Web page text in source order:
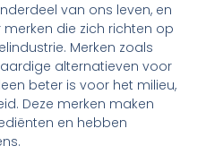
van ons leven, en
die zich richten op
Merken zoals
alternatieven voor
beter is voor het milieu,
Deze merken maken
en hebben